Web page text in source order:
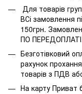
Для товарів
ВСі замовлення
150грн.
ПО
Безготівковий
рахунок
товарів з ПДВ
На карту Приват